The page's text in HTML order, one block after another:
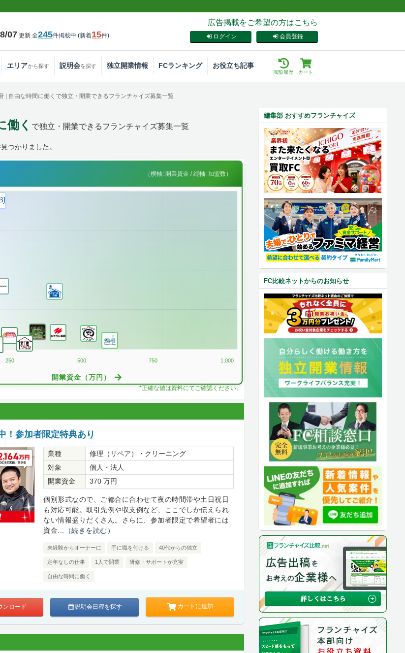
07 更新 全245件掲載中 (新着15件)
広告掲載をご希望の方はこちら
会員登録
ログイン
エリアから探す 説明会を探す 独立開業情報 FCランキング お役立ち記事
カート
閲覧履歴
| 自由な時間に働くで独立・開業できるフランチャイズ募集一覧
働く で独立・開業できるフランチャイズ募集一覧
つかりました。
（横軸: 開業資金 / 縦軸: 加盟数）
250 500 750 1,000
開業資金（万円）
*正確な値は資料にてご確認ください。
！参加者限定特典あり
業種
修理（リペア）・クリーニング
対象
個人・法人
開業資金
370 万円
個別形式なので、ご都合に合わせて夜の時間帯や土日祝日
も対応可能。取引先例や収支例など、ここでしか伝えられ
ない情報盛りだくさん。さらに、参加者限定で希望者には
資金...
（続きを読む）
未経験からオーナーに 手に職を付ける 40代からの独立
定年なしの仕事 1人で開業 研修・サポートが充実
自由な時間に働く
ンロード 説明会日程を探す カートに追加
編集部 おすすめフランチャイズ
FC比較ネットからのお知らせ